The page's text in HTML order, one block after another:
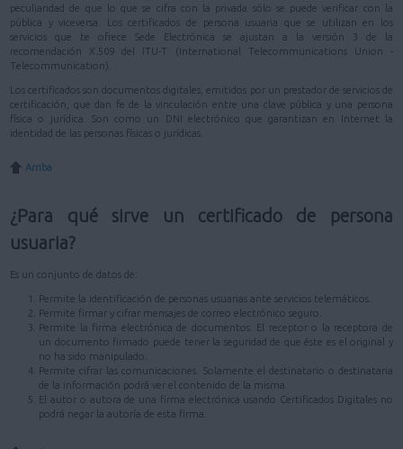
peculiaridad de que lo que se cifra con la privada sólo se puede verificar con la
pública y viceversa. Los certificados de persona usuaria que se utilizan en los
servicios que te ofrece Sede Electrónica se ajustan a la versión 3 de la
recomendación X.509 del ITU-T (International Telecommunications Union -
Telecommunication).
Los certificados son documentos digitales, emitidos por un prestador de servicios de
certificación, que dan fe de la vinculación entre una clave pública y una persona
física o jurídica. Son como un DNI electrónico que garantizan en Internet la
identidad de las personas físicas o jurídicas.
Arriba
¿Para qué sirve un certificado de persona
usuaria?
Es un conjunto de datos de:
Permite la identificación de personas usuarias ante servicios telemáticos.
Permite firmar y cifrar mensajes de correo electrónico seguro.
Permite la firma electrónica de documentos. El receptor o la receptora de
un documento firmado puede tener la seguridad de que éste es el original y
no ha sido manipulado.
Permite cifrar las comunicaciones. Solamente el destinatario o destinataria
de la información podrá ver el contenido de la misma.
El autor o autora de una firma electrónica usando Certificados Digitales no
podrá negar la autoría de esta firma.